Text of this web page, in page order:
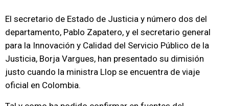
El secretario de Estado de Justicia y número dos del
departamento, Pablo Zapatero, y el secretario general
para la Innovación y Calidad del Servicio Público de la
Justicia, Borja Vargues, han presentado su dimisión
justo cuando la ministra Llop se encuentra de viaje
oficial en Colombia.